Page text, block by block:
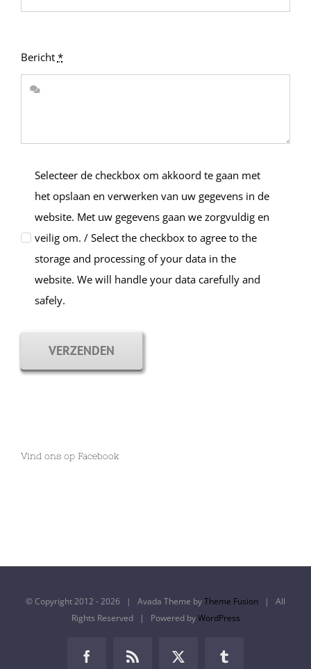
Bericht *
Selecteer de checkbox om akkoord te gaan met
het opslaan en verwerken van uw gegevens in de
website. Met uw gegevens gaan we zorgvuldig en
veilig om. / Select the checkbox to agree to the
storage and processing of your data in the
website. We will handle your data carefully and
safely.
VERZENDEN
Vind ons op Facebook
© Copyright 2012 -2026 | Avada Theme byTheme Fusion | All
Rights Reserved | Powered byWordPress
FacebookRss X Tumblr